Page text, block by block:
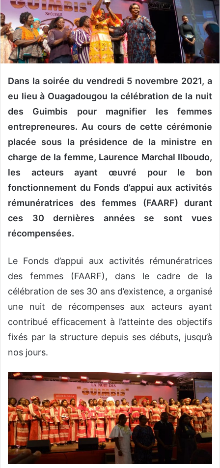
e
r
u
n
c
u
r
i
e
Dans la soirée du vendredi 5 novembre 2021, a
eu lieu à Ouagadougou la célébration de la nuit
des Guimbis pour magnifier les femmes
entrepreneures. Au cours de cette cérémonie
placée sous la présidence de la ministre en
charge de la femme, Laurence Marchal Ilboudo,
les acteurs ayant œuvré pour le bon
fonctionnement du Fonds d’appui aux activités
rémunératrices des femmes (FAARF) durant
ces 30 dernières années se sont vues
récompensées.
Le Fonds d’appui aux activités rémunératrices
des femmes (FAARF), dans le cadre de la
célébration de ses 30 ans d’existence, a organisé
une nuit de récompenses aux acteurs ayant
contribué efficacement à l’atteinte des objectifs
fixés par la structure depuis ses débuts, jusqu’à
nos jours.